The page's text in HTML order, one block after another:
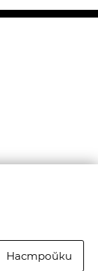
Настройки